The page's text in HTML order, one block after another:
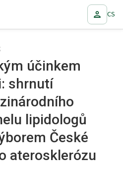
CS
účinkem
shrnutí
lipidologů
České
aterosklerózu